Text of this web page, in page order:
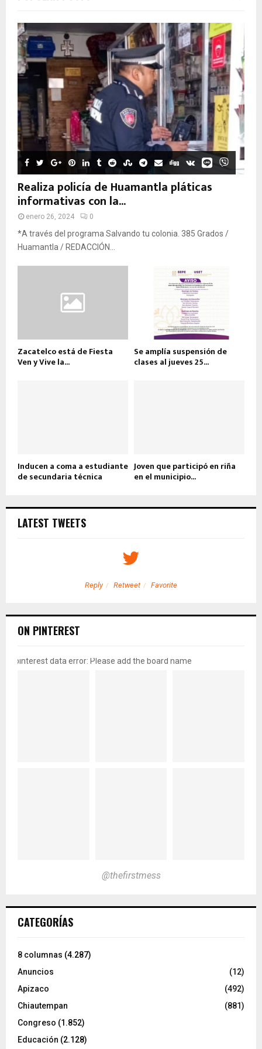
Realiza policía de Huamantla pláticas
informativas con la...
enero 26, 2024 0
*A través del programa Salvando tu colonia. 385 Grados /
Huamantla / REDACCIÓN...
Zacatelco está de Fiesta
Ven y Vive la...
Se amplía suspensión de
clases al jueves 25...
Inducen a coma a estudiante
de secundaria técnica
Joven que participó en riña
en el municipio...
LATEST TWEETS
Reply Retweet Favorite
ON PINTEREST
pinterest data error: Please add the board name
@thefirstmess
CATEGORÍAS
8 columnas (4.287)
Anuncios
(12)
Apizaco
(492)
Chiautempan
(881)
Congreso (1.852)
Educación (2.128)